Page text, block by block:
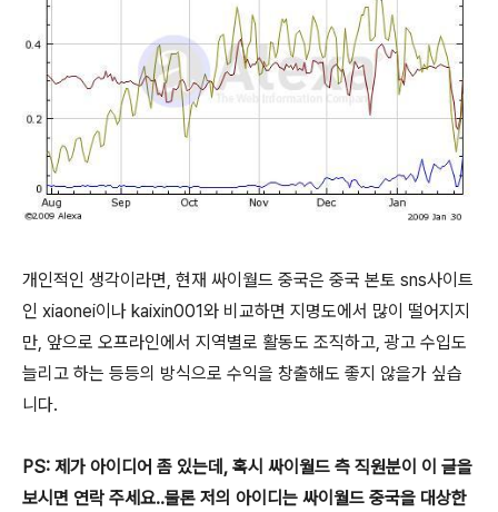
개인적인 생각이라면, 현재 싸이월드 중국은 중국 본토 sns사이트
인 xiaonei이나 kaixin001와 비교하면 지명도에서 많이 떨어지지
만, 앞으로 오프라인에서 지역별로 활동도 조직하고, 광고 수입도
늘리고 하는 등등의 방식으로 수익을 창출해도 좋지 않을가 싶습
니다.
PS: 제가 아이디어 좀 있는데, 혹시 싸이월드 측 직원분이 이 글을
보시면 연락 주세요..물론 저의 아이디는 싸이월드 중국을 대상한